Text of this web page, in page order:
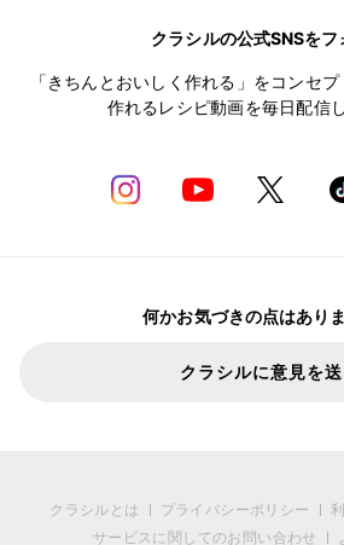
クラシルの公式SNSをフ
「きちんとおいしく作れる」をコンセ
作れるレシピ動画を毎日配信
何かお気づきの点はあり
クラシルに意見を送
クラシルとは プライバシーポリシー
サービスに関してのお問い合わせ